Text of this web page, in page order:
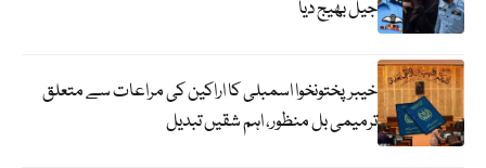
جیل بھیج دیا
خیبرپختونخوا اسمبلی کا اراکین کی مراعات سے متعلق
ترمیمی بل منظور، اہم شقیں تبدیل